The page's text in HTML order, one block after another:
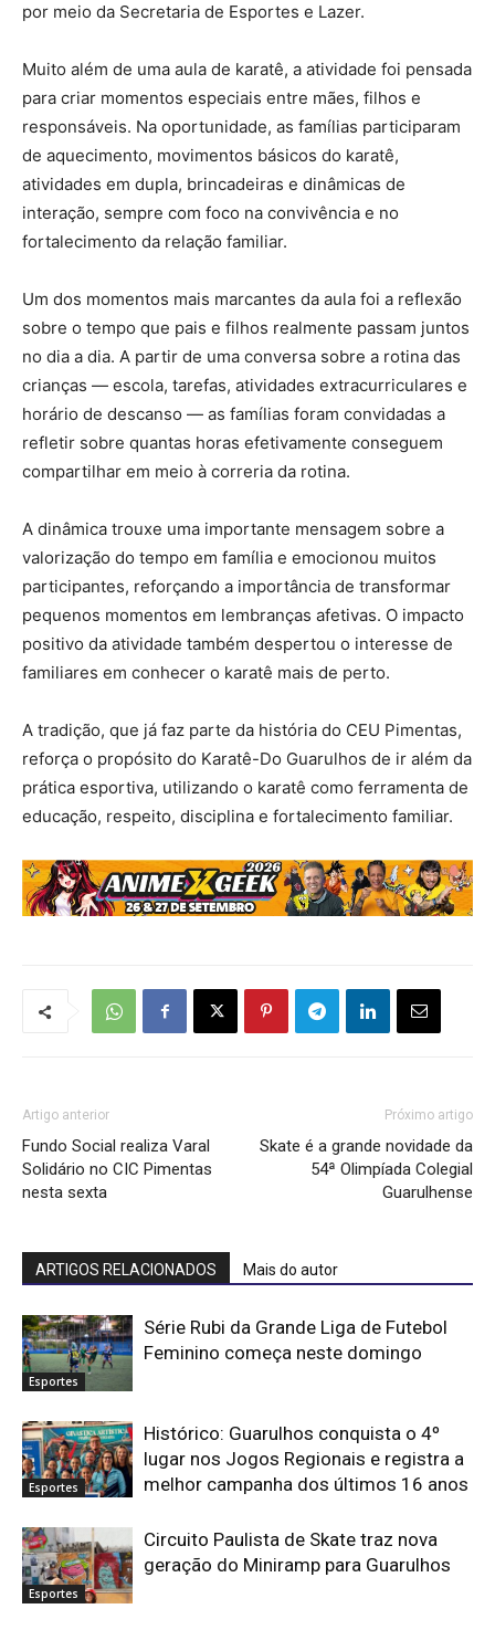
por meio da Secretaria de Esportes e Lazer.
Muito além de uma aula de karatê, a atividade foi pensada
para criar momentos especiais entre mães, filhos e
responsáveis. Na oportunidade, as famílias participaram
de aquecimento, movimentos básicos do karatê,
atividades em dupla, brincadeiras e dinâmicas de
interação, sempre com foco na convivência e no
fortalecimento da relação familiar.
Um dos momentos mais marcantes da aula foi a reflexão
sobre o tempo que pais e filhos realmente passam juntos
no dia a dia. A partir de uma conversa sobre a rotina das
crianças — escola, tarefas, atividades extracurriculares e
horário de descanso — as famílias foram convidadas a
refletir sobre quantas horas efetivamente conseguem
compartilhar em meio à correria da rotina.
A dinâmica trouxe uma importante mensagem sobre a
valorização do tempo em família e emocionou muitos
participantes, reforçando a importância de transformar
pequenos momentos em lembranças afetivas. O impacto
positivo da atividade também despertou o interesse de
familiares em conhecer o karatê mais de perto.
A tradição, que já faz parte da história do CEU Pimentas,
reforça o propósito do Karatê-Do Guarulhos de ir além da
prática esportiva, utilizando o karatê como ferramenta de
educação, respeito, disciplina e fortalecimento familiar.
Artigo anterior
Fundo Social realiza Varal
Solidário no CIC Pimentas
nesta sexta
Próximo artigo
Skate é a grande novidade da
54ª Olimpíada Colegial
Guarulhense
ARTIGOS RELACIONADOS Mais do autor
Esportes
Série Rubi da Grande Liga de Futebol
Feminino começa neste domingo
Esportes
Histórico: Guarulhos conquista o 4º
lugar nos Jogos Regionais e registra a
melhor campanha dos últimos 16 anos
Esportes
Circuito Paulista de Skate traz nova
geração do Miniramp para Guarulhos